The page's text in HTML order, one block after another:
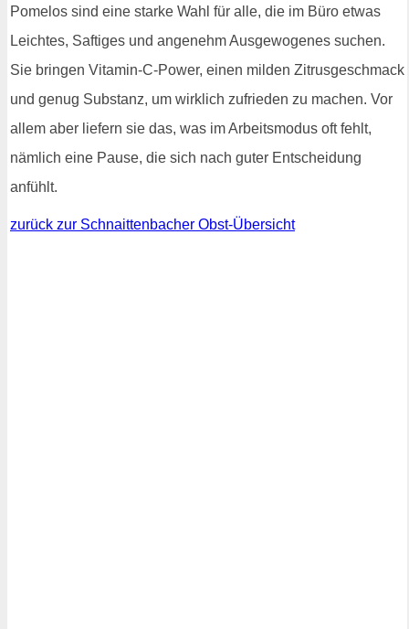
Pomelos sind eine starke Wahl für alle, die im Büro etwas
Leichtes, Saftiges und angenehm Ausgewogenes suchen.
Sie bringen Vitamin-C-Power, einen milden Zitrusgeschmack
und genug Substanz, um wirklich zufrieden zu machen. Vor
allem aber liefern sie das, was im Arbeitsmodus oft fehlt,
nämlich eine Pause, die sich nach guter Entscheidung
anfühlt.
zurück zur Schnaittenbacher Obst-Übersicht